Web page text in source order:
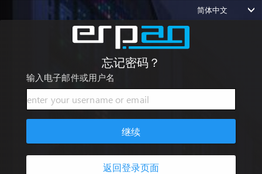
简体中文
忘记密码？
输入电子邮件或用户名
继续
返回登录页面